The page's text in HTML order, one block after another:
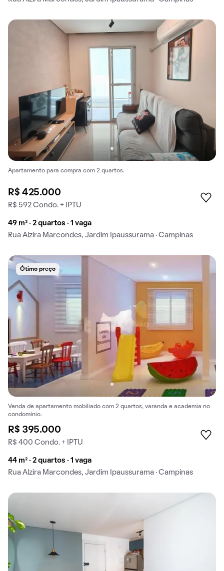
Apartamento para compra com 2 quartos.
R$ 425.000
R$ 592 Condo. + IPTU
49 m² · 2 quartos · 1 vaga
Rua Alzira Marcondes, Jardim Ipaussurama · Campinas
Ótimo preço
Venda de apartamento mobiliado com 2 quartos, varanda e academia no
condomínio.
R$ 395.000
R$ 400 Condo. + IPTU
44 m² · 2 quartos · 1 vaga
Rua Alzira Marcondes, Jardim Ipaussurama · Campinas